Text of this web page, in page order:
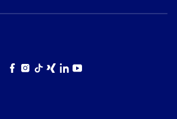
Facebook
Instagram
TikTokXingLinkedIn
YouTube